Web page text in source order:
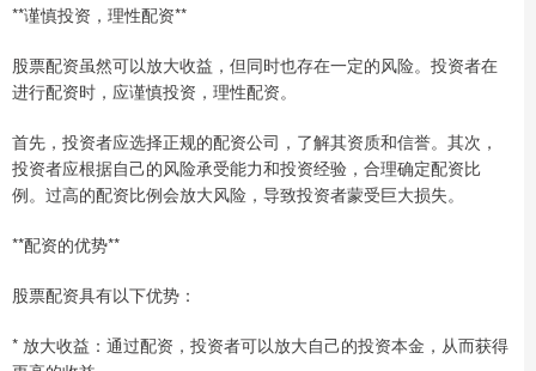
**谨慎投资，理性配资**
股票配资虽然可以放大收益，但同时也存在一定的风险。投资者在
进行配资时，应谨慎投资，理性配资。
首先，投资者应选择正规的配资公司，了解其资质和信誉。其次，
投资者应根据自己的风险承受能力和投资经验，合理确定配资比
例。过高的配资比例会放大风险，导致投资者蒙受巨大损失。
**配资的优势**
股票配资具有以下优势：
* 放大收益：通过配资，投资者可以放大自己的投资本金，从而获得